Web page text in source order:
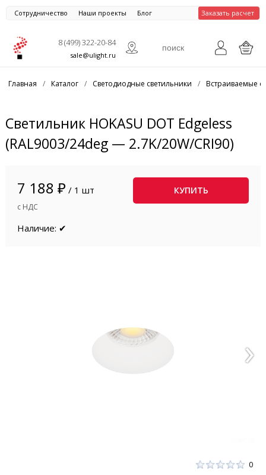
Сотрудничество Наши проекты Блог Заказать расчет
8 (499) 322-20-84
sale@ulight.ru
Главная / Каталог / Светодиодные светильники / Встраиваемые
Светильник HOKASU DOT Edgeless
(RAL9003/24deg — 2.7K/20W/CRI90)
7 188 ₽ / 1 шт
с НДС
КУПИТЬ
Наличие: ✔
0